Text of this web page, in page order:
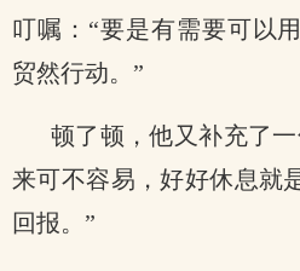
叮嘱：“要是有需要可以
贸然行动。”
顿了顿，他又补充了
来可不容易，好好休息就
回报。”